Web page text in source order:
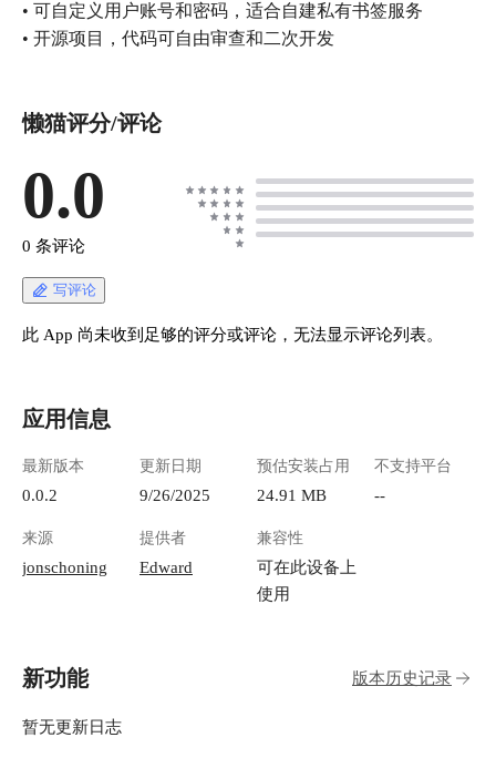
• 可自定义用户账号和密码，适合自建私有书签服务
• 开源项目，代码可自由审查和二次开发
懒猫评分/评论
0.0
0 条评论
写评论
此 App 尚未收到足够的评分或评论，无法显示评论列表。
应用信息
最新版本
0.0.2
更新日期
9/26/2025
预估安装占用
24.91 MB
不支持平台
--
来源
jonschoning
提供者
Edward
兼容性
可在此设备上
使用
新功能 版本历史记录
暂无更新日志